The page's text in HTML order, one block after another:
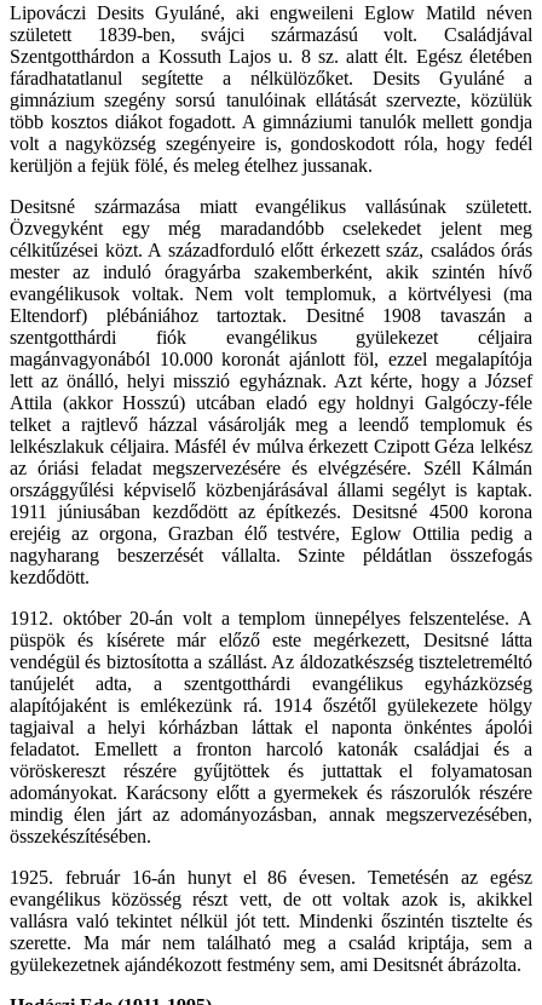
Lipováczi Desits Gyuláné, aki engweileni Eglow Matild néven
született 1839-ben, svájci származású volt. Családjával
Szentgotthárdon a Kossuth Lajos u. 8 sz. alatt élt. Egész életében
fáradhatatlanul segítette a nélkülözőket. Desits Gyuláné a
gimnázium szegény sorsú tanulóinak ellátását szervezte, közülük
több kosztos diákot fogadott. A gimnáziumi tanulók mellett gondja
volt a nagyközség szegényeire is, gondoskodott róla, hogy fedél
kerüljön a fejük fölé, és meleg ételhez jussanak.
Desitsné származása miatt evangélikus vallásúnak született.
Özvegyként egy még maradandóbb cselekedet jelent meg
célkitűzései közt. A századforduló előtt érkezett száz, családos órás
mester az induló óragyárba szakemberként, akik szintén hívő
evangélikusok voltak. Nem volt templomuk, a körtvélyesi (ma
Eltendorf) plébániához tartoztak. Desitné 1908 tavaszán a
szentgotthárdi fiók evangélikus gyülekezet céljaira
magánvagyonából 10.000 koronát ajánlott föl, ezzel megalapítója
lett az önálló, helyi misszió egyháznak. Azt kérte, hogy a József
Attila (akkor Hosszú) utcában eladó egy holdnyi Galgóczy-féle
telket a rajtlevő házzal vásárolják meg a leendő templomuk és
lelkészlakuk céljaira. Másfél év múlva érkezett Czipott Géza lelkész
az óriási feladat megszervezésére és elvégzésére. Széll Kálmán
országgyűlési képviselő közbenjárásával állami segélyt is kaptak.
1911 júniusában kezdődött az építkezés. Desitsné 4500 korona
erejéig az orgona, Grazban élő testvére, Eglow Ottilia pedig a
nagyharang beszerzését vállalta. Szinte példátlan összefogás
kezdődött.
1912. október 20-án volt a templom ünnepélyes felszentelése. A
püspök és kísérete már előző este megérkezett, Desitsné látta
vendégül és biztosította a szállást. Az áldozatkészség tiszteletreméltó
tanújelét adta, a szentgotthárdi evangélikus egyházközség
alapítójaként is emlékezünk rá. 1914 őszétől gyülekezete hölgy
tagjaival a helyi kórházban láttak el naponta önkéntes ápolói
feladatot. Emellett a fronton harcoló katonák családjai és a
vöröskereszt részére gyűjtöttek és juttattak el folyamatosan
adományokat. Karácsony előtt a gyermekek és rászorulók részére
mindig élen járt az adományozásban, annak megszervezésében,
összekészítésében.
1925. február 16-án hunyt el 86 évesen. Temetésén az egész
evangélikus közösség részt vett, de ott voltak azok is, akikkel
vallásra való tekintet nélkül jót tett. Mindenki őszintén tisztelte és
szerette. Ma már nem található meg a család kriptája, sem a
gyülekezetnek ajándékozott festmény sem, ami Desitsnét ábrázolta.